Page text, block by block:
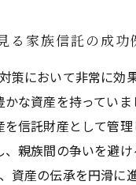
る家族信託の成功
策において非常に効
かな資産を持ってい
を信託財産として管
、親族間の争いを避
資産の伝承を円滑に